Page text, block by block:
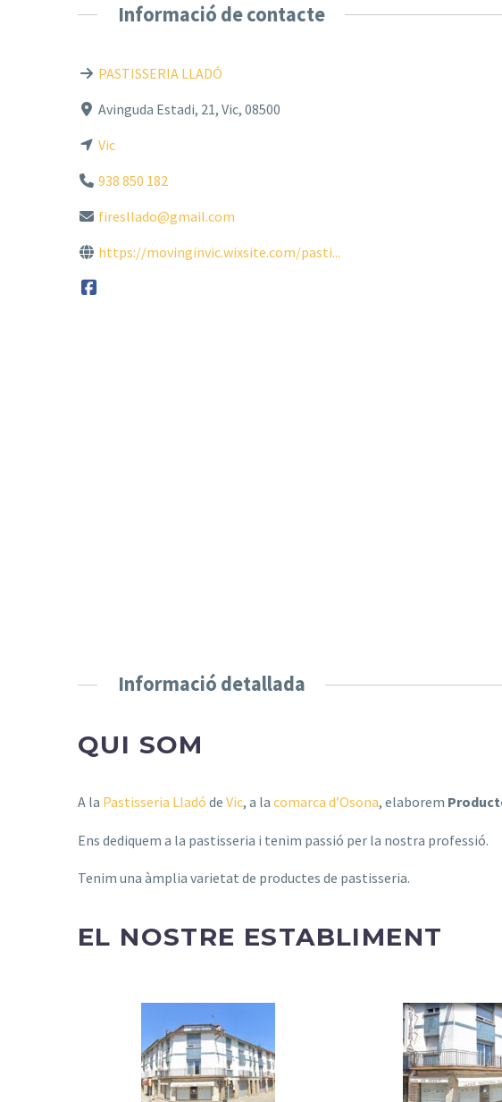
Informació de contacte
PASTISSERIA LLADÓ
Avinguda Estadi, 21, Vic, 08500
Vic
938 850 182
firesllado@gmail.com
https://movinginvic.wixsite.com/pasti...
Informació detallada
QUI SOM
A la Pastisseria Lladó de Vic, a la comarca d’Osona, elaborem
Ens dediquem a la pastisseria i tenim passió per la nostra professió.
Tenim una àmplia varietat de productes de pastisseria.
EL NOSTRE ESTABLIMENT